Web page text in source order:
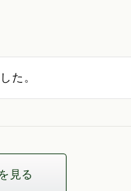
た。
見る